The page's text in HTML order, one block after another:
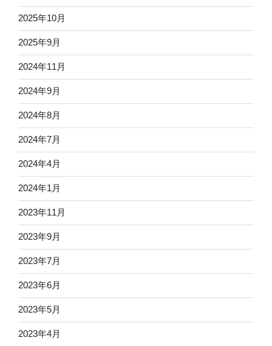
2025年10月
2025年9月
2024年11月
2024年9月
2024年8月
2024年7月
2024年4月
2024年1月
2023年11月
2023年9月
2023年7月
2023年6月
2023年5月
2023年4月